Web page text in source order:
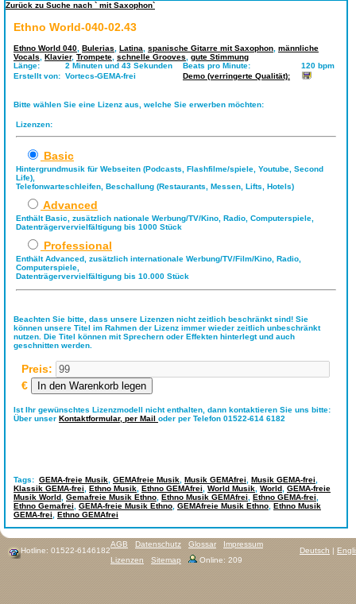
Zurück zu Suche nach ` mit Saxophon`
Ethno World-040-02.43
Ethno World 040 Bulerias Latina spanische Gitarre mit Saxophon männliche
Vocals
Klavier, Trompete schnelle Grooves
gute Stimmung
Länge:
2 Minuten und 43 Sekunden Beats pro Minute:
120 bpm
Erstellt von: Vortecs-GEMA-frei Demo (verringerte Qualität):
Bitte wählen Sie eine Lizenz aus, welche Sie erwerben möchten:
Lizenzen:
Basic
Hintergrundmusik für Webseiten (Podcasts, Flashfilme/spiele, Youtube, Second
Life),
Telefonwarteschleifen, Beschallung (Restaurants, Messen, Lifts, Hotels)
Advanced
Enthält Basic, zusätzlich nationale Werbung/TV/Kino, Radio, Computerspiele,
Datenträgervervielfältigung bis 1000 Stück
Professional
Enthält Advanced, zusätzlich internationale Werbung/TV/Film/Kino, Radio,
Computerspiele,
Datenträgervervielfältigung bis 10.000 Stück
Beachten Sie bitte, dass unsere Lizenzen nicht zeitlich beschränkt sind! Sie
können unsere Titel im Rahmen der Lizenz immer wieder zeitlich unbeschränkt
nutzen. Die Titel können mit Sprechern oder Effekten hinterlegt und auch
geschnitten werden.
Preis:
€
Ist Ihr gewünschtes Lizenzmodell nicht enthalten, dann kontaktieren Sie uns bitte:
Über unser Kontaktformular, per Mail oder per Telefon 01522-614 6182
Tags: GEMA-freie Musik GEMAfreie Musik Musik GEMAfrei Musik GEMA-frei
Klassik GEMA-frei
Ethno Musik Ethno GEMAfrei World Musik World GEMA-freie
Musik World Gemafreie Musik Ethno Ethno Musik GEMAfrei Ethno GEMA-frei
Ethno Gemafrei
GEMA-freie Musik Ethno GEMAfreie Musik Ethno Ethno Musik
GEMA-frei
Ethno GEMAfrei
Hotline: 01522-6146182 Deutsch |
AGB Datenschutz Glossar
Impressum
Lizenzen
Sitemap Online: 209